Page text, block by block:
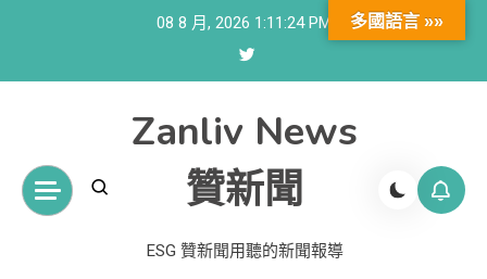
08 8 月, 2026 1:11:25 PM
Zanliv News
贊新聞
ESG 贊新聞用聽的新聞報導
多國語言 »»